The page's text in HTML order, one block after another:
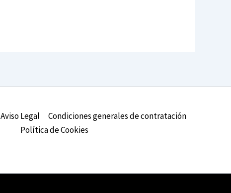
Aviso Legal
Condiciones generales de contratación
Política de Cookies